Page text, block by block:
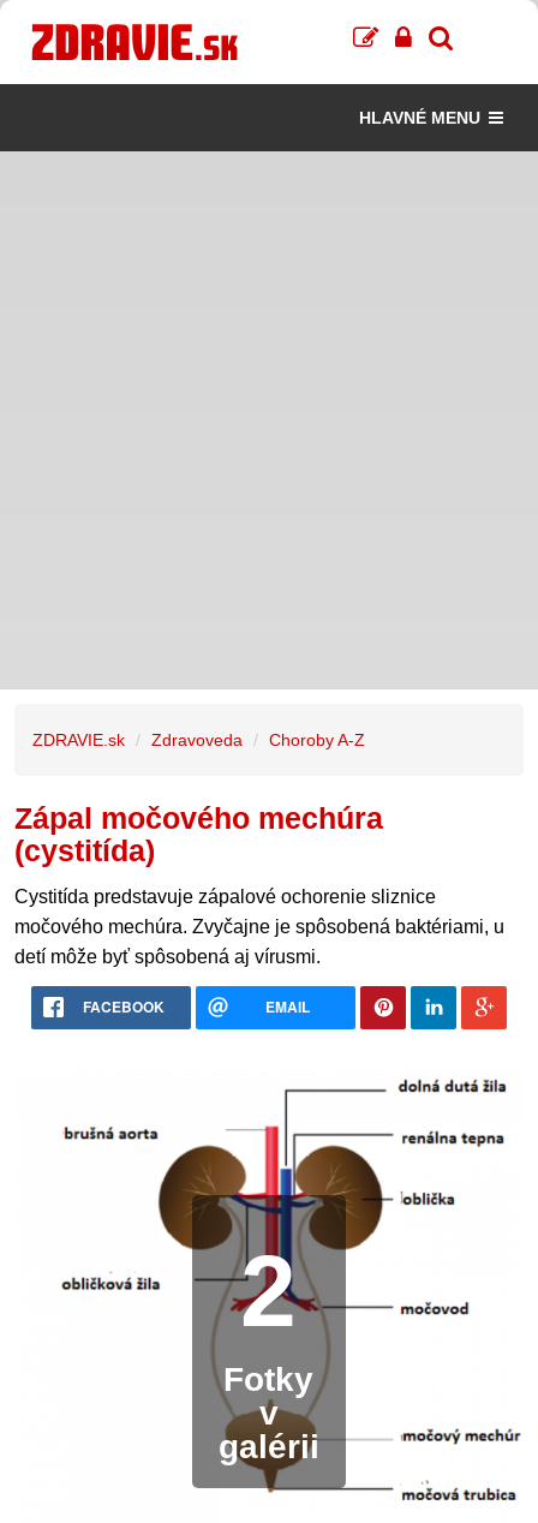
HLAVNÉ MENU
ZDRAVIE.sk Zdravoveda Choroby A-Z
Zápal močového mechúra
(cystitída)
Cystitída predstavuje zápalové ochorenie sliznice
močového mechúra. Zvyčajne je spôsobená baktériami, u
detí môže byť spôsobená aj vírusmi.
FACEBOOK EMAIL
2
Fotky
v
galérii